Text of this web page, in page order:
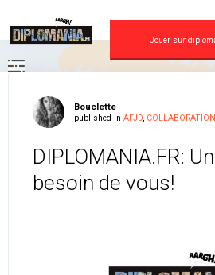
content
Jouer sur
Bouclette
published in AFJD COLLABORATION
DIPLOMANIA.FR:
besoin de vous!